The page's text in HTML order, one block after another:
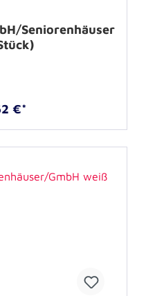
Seniorenhäuser
€*